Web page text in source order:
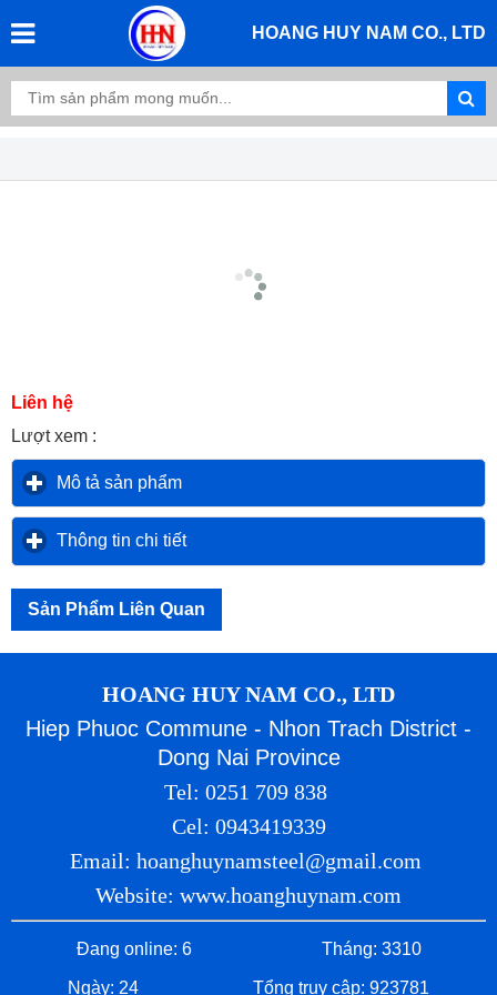
HOANG HUY NAM CO., LTD
Liên hệ
Lượt xem :
Mô tả sản phẩm
Thông tin chi tiếtclick to expand contents
Sản Phẩm Liên Quan
HOANG HUY NAM CO., LTD
Hiep Phuoc Commune - Nhon Trach District -
Dong Nai Province
Tel: 0251 709 838
Cel: 0943419339
Email: hoanghuynamsteel@gmail.com
Website: www.hoanghuynam.com
Đang online: 6 Tháng: 3310
Ngày: 24 Tổng truy cập: 923781